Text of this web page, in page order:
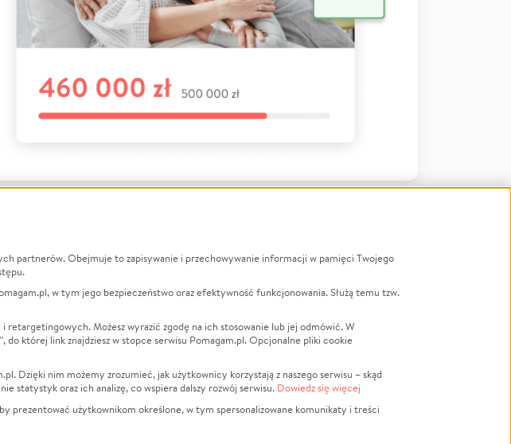
Zbieraj na
Leczenie
Zwierzęta
Pożar
Sport
Pomoc Finansowa
LGBTQ+
Powódź
Wichura
Religia
Edukacja
partnerów. Obejmuje to zapisywanie i przechowywanie informacji w pamięci Twojego
w tym jego bezpieczeństwo oraz efektywność funkcjonowania. Służą temu tzw.
Możesz wyrazić zgodę na ich stosowanie lub jej odmówić. W
której link znajdziesz w stopce serwisu Pomagam.pl. Opcjonalne pliki cookie
Dzięki nim możemy zrozumieć, jak użytkownicy korzystają z naszego serwisu – skąd
statystyk oraz ich analizę, co wspiera dalszy rozwój serwisu. Dowiedz się więcej
prezentować użytkownikom określone, w tym spersonalizowane komunikaty i treści